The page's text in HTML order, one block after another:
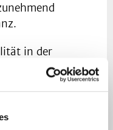
in der
ist eine
Versorgung